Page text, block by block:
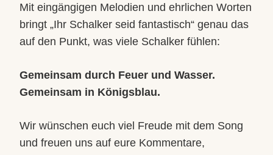
Mit eingängigen Melodien und ehrlichen Worten
bringt „Ihr Schalker seid fantastisch“ genau das
auf den Punkt, was viele Schalker fühlen:
Gemeinsam durch Feuer und Wasser.
Gemeinsam in Königsblau.
Wir wünschen euch viel Freude mit dem Song
und freuen uns auf eure Kommentare,